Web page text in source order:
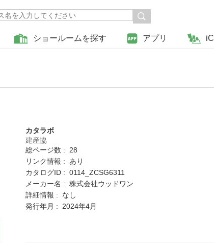
ショールームを探す アプリ
カタラボ
建産協
総ページ数 : 28
リンク情報 : あり
カタログID : 0114_ZCSG6311
メーカー名 : 株式会社ウッドワン
詳細情報 : なし
発行年月 : 2024年4月